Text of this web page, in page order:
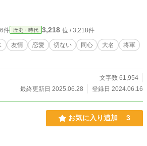
ります。 家名や地名は架空のものを使用。 大昔は
って調べたりもしましたが、今は昔、今回のリメ
てはインターネット上の情報に頼りました。た
深追いはしていません。 かつてのテレビ時代劇ス
２時間枠）を楽しむような感覚で見ていただけれ
。 「小説家になろう」併載。
件 歴史・時代 3,218 位 / 3,218件
友情 恋愛 切ない 同心 大名
将軍
文字数 61,954
最終更新日 2025.06.28
登録日 2024.06.16
お気に入り追加 3